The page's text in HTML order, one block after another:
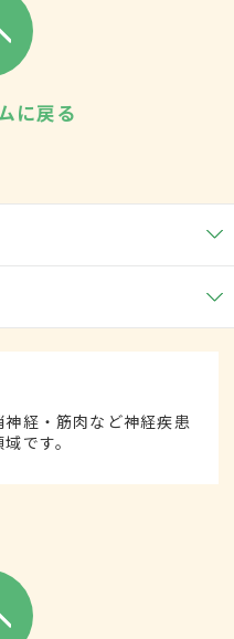
に戻る
経・筋肉など神経疾患
です。